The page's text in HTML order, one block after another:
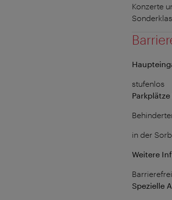
Konzerte
stufenlos
in der
Weitere
Spezielle